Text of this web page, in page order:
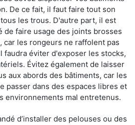
De ce fait, il faut faire tout son
les trous. D'autre part, il est
de faire usage des joints brosses
car les rongeurs ne raffolent pas
faudra éviter d'exposer les stocks,
Évitez également de laisser
aux abords des bâtiments, car les
passer dans des espaces libres et
environnements mal entretenus.
d’installer des pelouses ou des